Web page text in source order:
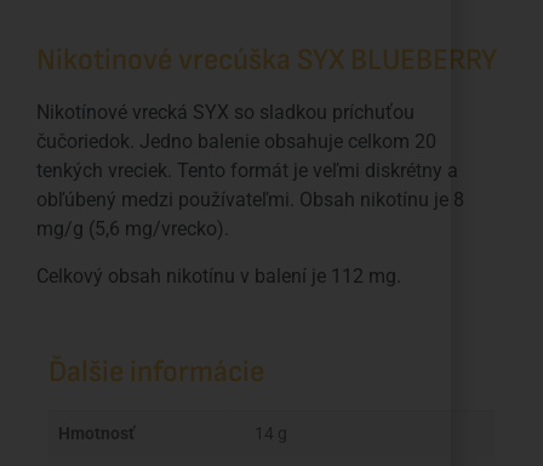
Nikotinové vrecúška SYX BLUEBERRY
Nikotínové vrecká SYX so sladkou príchuťou
čučoriedok. Jedno balenie obsahuje celkom 20
tenkých vreciek. Tento formát je veľmi diskrétny a
obľúbený medzi používateľmi. Obsah nikotínu je 8
mg/g (5,6 mg/vrecko).
Celkový obsah nikotínu v balení je 112 mg.
Ďalšie informácie
Hmotnosť 14 g